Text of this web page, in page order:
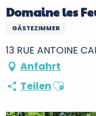
Domaine les
GÄSTEZIMMER
13 RUE ANTOINE
Anfahrt
TeilenAjouter